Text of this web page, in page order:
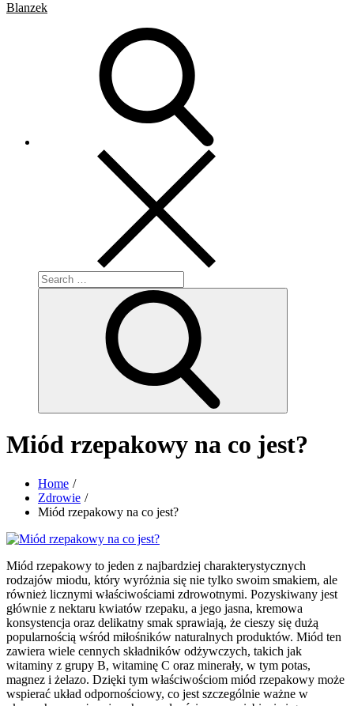
Blanzek
Search
for:
Miód rzepakowy na co jest?
Home
Zdrowie
Miód rzepakowy na co jest?
Miód rzepakowy to jeden z najbardziej charakterystycznych
rodzajów miodu, który wyróżnia się nie tylko swoim smakiem, ale
również licznymi właściwościami zdrowotnymi. Pozyskiwany jest
głównie z nektaru kwiatów rzepaku, a jego jasna, kremowa
konsystencja oraz delikatny smak sprawiają, że cieszy się dużą
popularnością wśród miłośników naturalnych produktów. Miód ten
zawiera wiele cennych składników odżywczych, takich jak
witaminy z grupy B, witaminę C oraz minerały, w tym potas,
magnez i żelazo. Dzięki tym właściwościom miód rzepakowy może
wspierać układ odpornościowy, co jest szczególnie ważne w